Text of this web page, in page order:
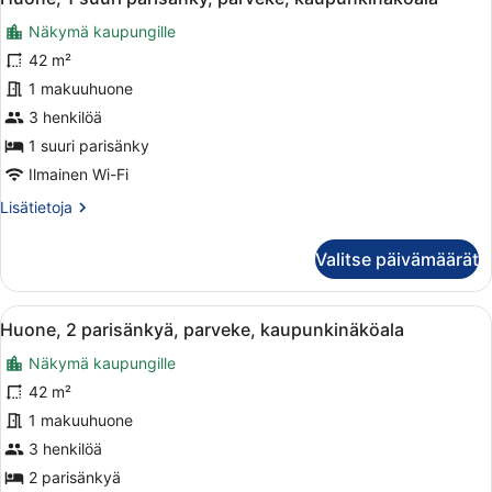
kaupunkinäköala,
torni
(Balcony)
kaikki
huonetyypin
Huone,
1
suuri
parisänky,
parveke,
kaupunkinäköala
kuvat
Näkymä kaupungille
42 m²
1 makuuhuone
3 henkilöä
1 suuri parisänky
Ilmainen Wi-Fi
Lisätietoja
Lisätietoja
suuri
parisänky,
parveke,
kaupunkinäköala
Valitse päivämäärät
Avaa
kaikki
huonetyypin
Huone,
2
parisänkyä,
parveke,
Hotellihuone, jossa on kaksi
4
Huone, 2 parisänkyä, parveke, kaupunkinäköala
Näkymä kaupungille
42 m²
1 makuuhuone
3 henkilöä
2 parisänkyä